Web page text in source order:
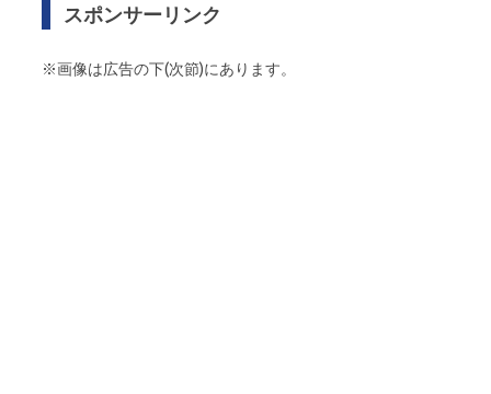
スポンサーリンク
※画像は広告の下(次節)にあります。